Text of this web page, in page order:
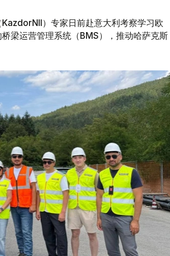
）专家日前赴意大利考察学习欧
梁运营管理系统（BMS），推动哈萨克斯